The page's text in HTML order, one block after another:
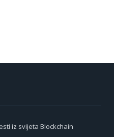
iz svijeta Blockchain